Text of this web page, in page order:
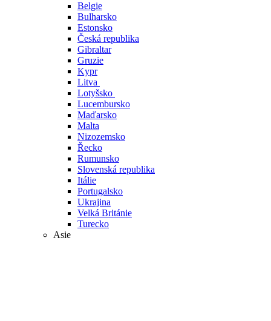
Belgie
Bulharsko
Estonsko
Česká republika
Gibraltar
Gruzie
Kypr
Litva
Lotyšsko
Lucembursko
Maďarsko
Malta
Nizozemsko
Řecko
Rumunsko
Slovenská republika
Itálie
Portugalsko
Ukrajina
Velká Británie
Turecko
Asie